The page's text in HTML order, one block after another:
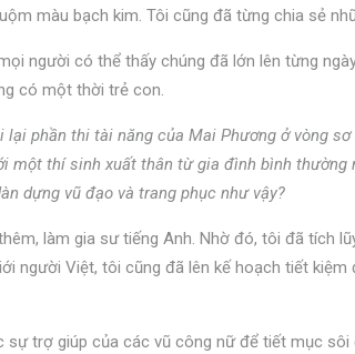
màu bạch kim. Tôi cũng đã từng chia sẻ
người có thể thấy chúng đã lớn lên từng
có một thời trẻ con.
lại phần thi tài năng của Mai Phương ở vòng
một thí sinh xuất thân từ gia đình bình thường
dựng vũ đạo và trang phục như vậy?
làm gia sư tiếng Anh. Nhờ đó, tôi đã tích
người Việt, tôi cũng đã lên kế hoạch tiết
sự trợ giúp của các vũ công nữ để tiết mục